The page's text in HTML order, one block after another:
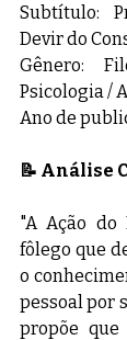
Subtítulo:
Devir do
Gênero:
Psicologia /
Ano de
📝 Análise
"A Ação do
fôlego que
o
pessoal por
propõe